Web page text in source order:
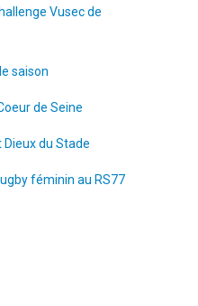
Vusec de
saison
de Seine
Dieux du Stade
féminin au RS77